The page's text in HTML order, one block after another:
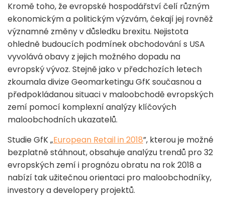
Kromě toho, že evropské hospodářství čelí různým
ekonomickým a politickým výzvám, čekají jej rovněž
významné změny v důsledku brexitu. Nejistota
ohledně budoucích podmínek obchodování s USA
vyvolává obavy z jejich možného dopadu na
evropský vývoz. Stejně jako v předchozích letech
zkoumala divize Geomarketingu GfK současnou a
předpokládanou situaci v maloobchodě evropských
zemí pomocí komplexní analýzy klíčových
maloobchodních ukazatelů.
Studie GfK „European Retail in 2018”, kterou je možné
bezplatně stáhnout, obsahuje analýzu trendů pro 32
evropských zemí i prognózu obratu na rok 2018 a
nabízí tak užitečnou orientaci pro maloobchodníky,
investory a developery projektů.